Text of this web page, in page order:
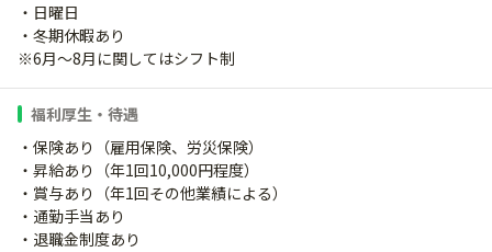
・日曜日
・冬期休暇あり
※6月～8月に関してはシフト制
福利厚生・待遇
・保険あり（雇用保険、労災保険）
・昇給あり（年1回10,000円程度）
・賞与あり（年1回その他業績による）
・通勤手当あり
・退職金制度あり